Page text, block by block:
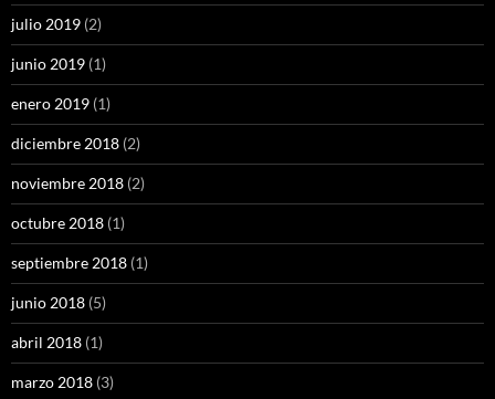
julio 2019 (2)
junio 2019 (1)
enero 2019 (1)
diciembre 2018 (2)
noviembre 2018 (2)
octubre 2018 (1)
septiembre 2018 (1)
junio 2018 (5)
abril 2018 (1)
marzo 2018 (3)